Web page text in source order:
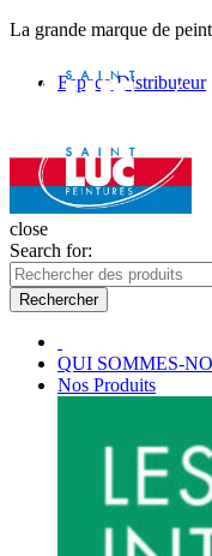
La grande marque de
Espace Distributeur
close
Search for:
Rechercher
QUI SOMMES-
Nos Produits